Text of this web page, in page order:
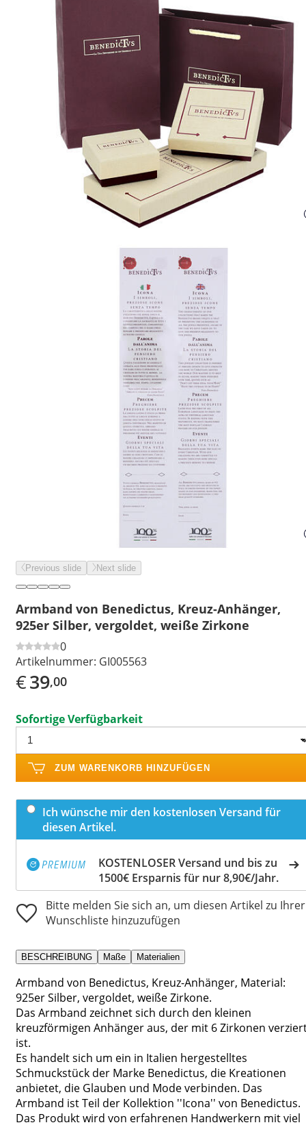
Previous slide Next slide
Armband von Benedictus, Kreuz-Anhänger,
925er Silber, vergoldet, weiße Zirkone
0
Artikelnummer: GI005563
€39,00
Sofortige Verfügbarkeit
ZUM WARENKORB HINZUFÜGEN
Ich wünsche mir den kostenlosen Versand für
diesen Artikel.
KOSTENLOSER Versand und bis zu
1500€ Ersparnis für nur 8,90€/Jahr.
Bitte melden Sie sich an, um diesen Artikel zu Ihrer
Wunschliste hinzuzufügen
BESCHREIBUNG Maße Materialien
Armband von Benedictus, Kreuz-Anhänger, Material:
925er Silber, vergoldet, weiße Zirkone.
Das Armband zeichnet sich durch den kleinen
kreuzförmigen Anhänger aus, der mit 6 Zirkonen
ist.
Es handelt sich um ein in Italien hergestelltes
Schmuckstück der Marke Benedictus, die Kreationen
anbietet, die Glauben und Mode verbinden. Das
Armband ist Teil der Kollektion ''Icona'' von Benedictus.
Das Produkt wird von erfahrenen Handwerkern mit viel